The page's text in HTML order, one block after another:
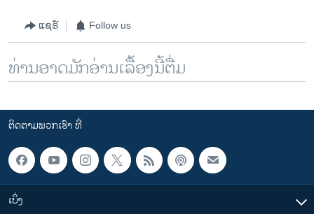
ແຊຣ໌ Follow us
ທ່ານອາດມັກອ່ານເລື້ອງນີ້ຕື່ມ
ຕິດຕາມພວກເຮົາ ທີ່
ເບິ່ງ